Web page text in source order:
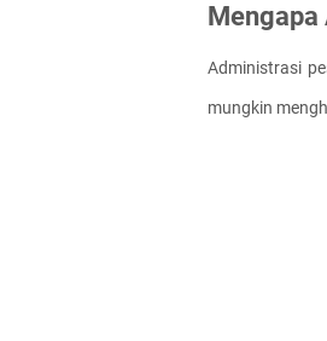
Administrasi
mungkin